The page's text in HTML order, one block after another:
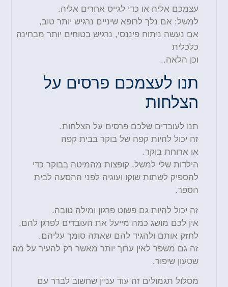
עצמכם אליה או כדי לגייס אחרים אליה.
למשל: אם נלך לרופא שיניים נרגיש יותר טוב,
אם נעשה ניתוח פיננסי, נרגיש בטוחים יותר מבחינה
כלכלית
וכן הלאה..
תנו לעצמכם פרסים על
הצלחות
תנו לעובדים שלכם פרסים על הצלחות.
זה יכול להיות קפה של בוקר בבית קפה
או ארוחת בוקר.
הילדות שלי למשל, קופצות מהמיטה בבוקר כדי
להספיק לשתות שוקו ועוגיה לפני ההסעה לבית
הספר.
זה יכול להיות גם פשוט פרגון ומילה טובה.
אין לכם מושג כמה מייעל את העובדים לפרגן להם,
לחזק אותם ולהגיד להם שאתה סומך עליהם.
זה גם משפר לאין ערוך יותר מאשר רק להעיר על מה
שטעון שיפור.
מסלול תגמולים זה עוד עניין שחשוב לברר עם